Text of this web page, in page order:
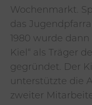
Wochenmarkt.
das
1980 wurde dann
Kiel“ als Träger
gegründet. Der
unterstützte die
zweiter